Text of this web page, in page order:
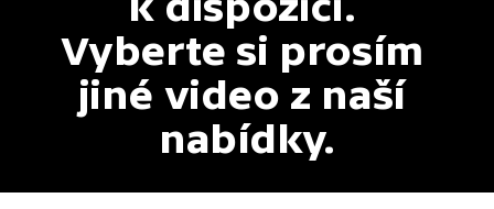
Vyberte si prosím
jiné video z naší
nabídky.